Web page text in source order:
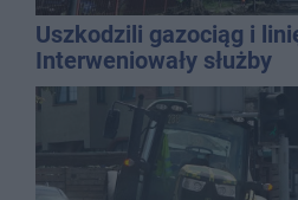
Uszkodzili gazociąg i
Interweniowały służby